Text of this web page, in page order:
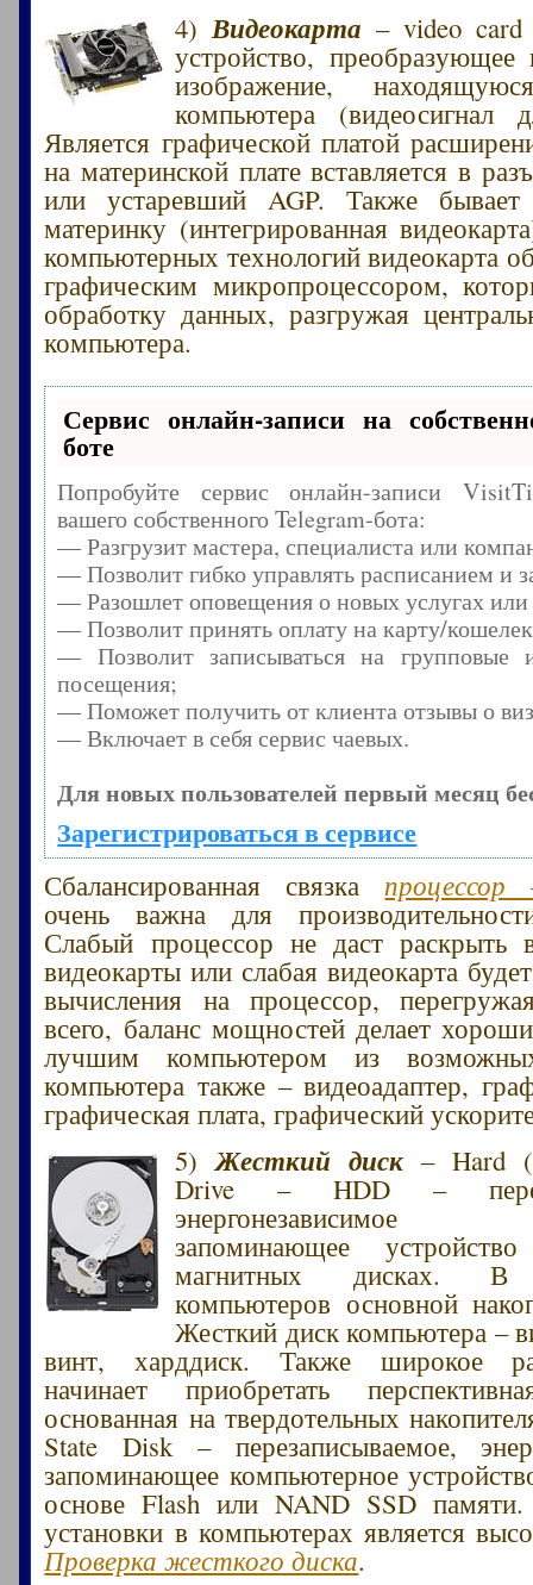
4) Видеокарта – video card
устройство,
изображение,
компьютера (видеосигнал
Является графической платой
на материнской плате вставляется в
или устаревший AGP. Также бывает
материнку (интегрированная
компьютерных технологий видеокарта
графическим микропроцессором,
обработку данных, разгружая
компьютера.
Сервис онлайн-записи на
боте
Попробуйте сервис онлайн-записи
вашего собственного Telegram-бота:
— Разгрузит мастера, специалиста или
— Позволит гибко управлять расписанием и
— Разошлет оповещения о новых услугах
— Позволит принять оплату на карту/
— Позволит записываться на групповые
посещения;
— Поможет получить от клиента отзывы о
— Включает в себя сервис чаевых.
Для новых пользователей первый месяц
Зарегистрироваться в сервисе
Сбалансированная связка
очень важна для
Слабый процессор не даст раскрыть
видеокарты или слабая видеокарта
вычисления на процессор,
всего, баланс мощностей делает
лучшим компьютером из
компьютера также – видеоадаптер,
графическая плата, графический
5)Жесткий диск – Hard
Drive – HDD –
энергонезависимое
запоминающее
магнитных дисках. В
компьютеров основной
Жесткий диск компьютера –
винт, харддиск. Также широкое
начинает приобретать
основанная на твердотельных
State Disk – перезаписываемое,
запоминающее компьютерное
основе Flash или NAND SSD памяти.
установки в компьютерах является
Проверка жесткого диска.